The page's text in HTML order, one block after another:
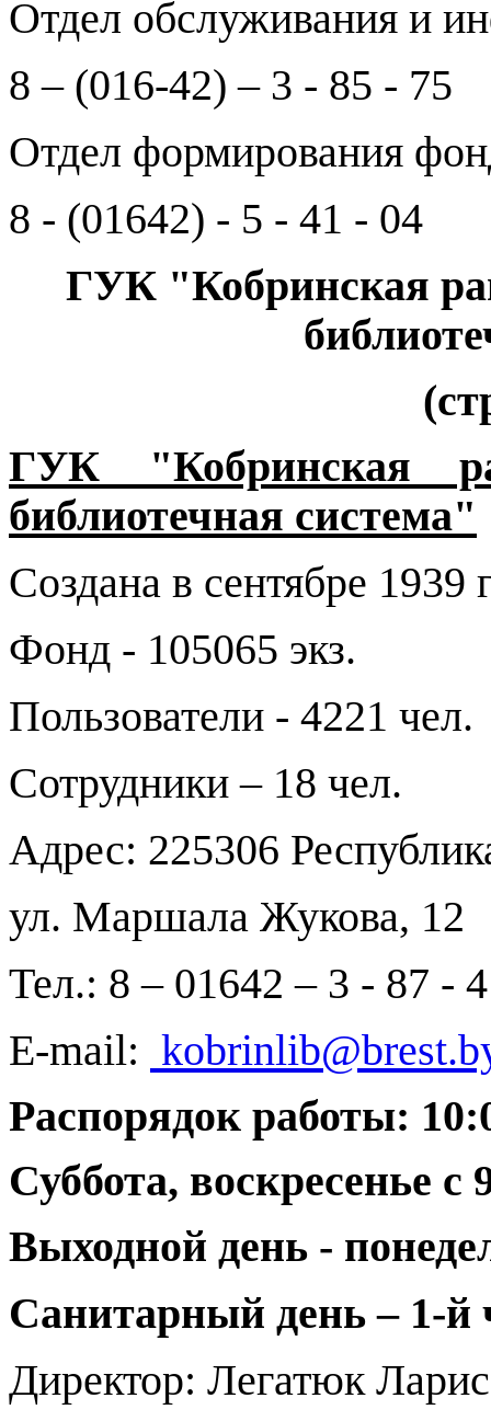
Отдел обслуживания и
8 – (016-42) – 3 - 85 - 75
Отдел формирования
8 - (01642) - 5 - 41 - 04
ГУК "Кобринская
ГУК "Кобринская
библиотечная система"
Создана в сентябре 1939
Фонд - 105065 экз.
Пользователи - 4221 чел.
Сотрудники – 18 чел.
Адрес: 225306
ул. Маршала Жукова, 12
Тел.: 8 – 01642 – 3 - 87 -
E-mail:
Распорядок работы:
Суббота, воскресенье с
Выходной день -
Санитарный день – 1-й
Директор: Легатюк